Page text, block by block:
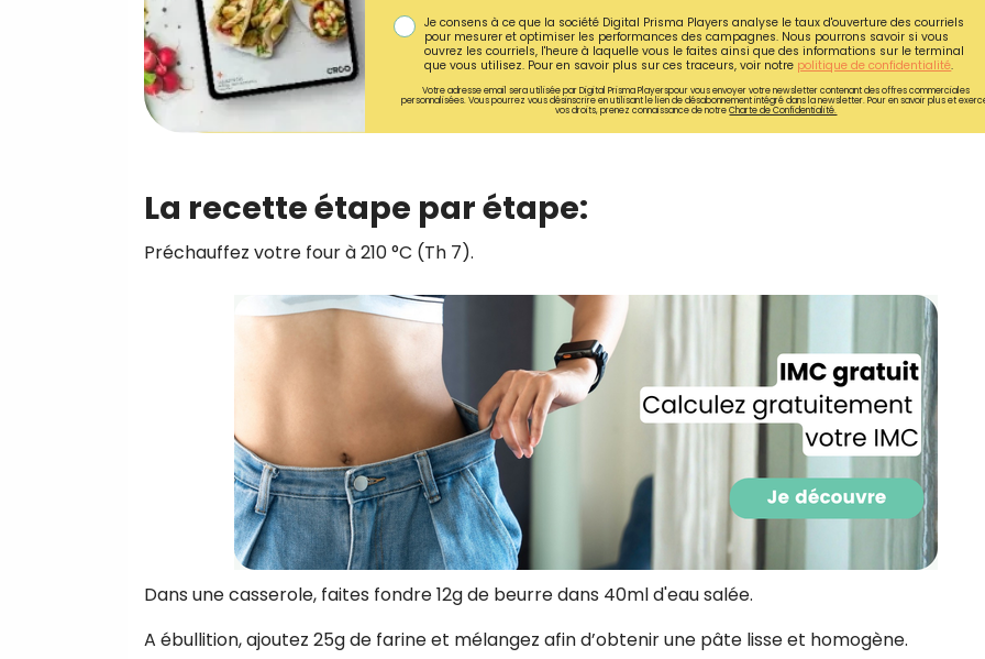
Je consens à ce que la société Digital Prisma Players analyse le taux d'ouverture des courriels
pour mesurer et optimiser les performances des campagnes. Nous pourrons savoir si vous
ouvrez les courriels, l'heure à laquelle vous le faites ainsi que des informations sur le terminal
que vous utilisez. Pour en savoir plus sur ces traceurs, voir notre politique de confidentialité.
Votre adresse email sera utilisée par Digital Prisma Playerspour vous envoyer votre newsletter contenant des offres commerciales
personnalisées. Vous pourrez vous désinscrire en utilisant le lien de désabonnement intégré dans la newsletter. Pour en savoir plus et
vos droits, prenez connaissance de notreCharte de Confidentialité.
La recette étape par étape:
Préchauffez votre four à 210 °C (Th 7).
Dans une casserole, faites fondre 12g de beurre dans 40ml d'eau salée.
A ébullition, ajoutez 25g de farine et mélangez afin d’obtenir une pâte lisse et homogène.